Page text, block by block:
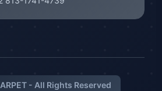
- All Rights Reserved